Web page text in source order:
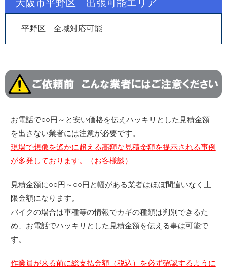
大阪市平野区 出張可能エリア
平野区 全域対応可能
お電話で○○円～と安い価格を伝えハッキリとした見積金額
を出さない業者には注意が必要です。
現場で想像を遙かに超える高額な見積金額を提示される事例
が多発しております。（お客様談）
見積金額に○○円～○○円と幅がある業者はほぼ間違いなく上
限金額になります。
バイクの場合は車種等の情報でカギの種類は判別できるた
め、お電話でハッキリとした見積金額を伝える事は可能で
す。
作業員が来る前に総支払金額（税込）を必ず確認するように